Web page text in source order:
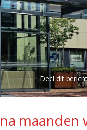
Deel dit
maanden